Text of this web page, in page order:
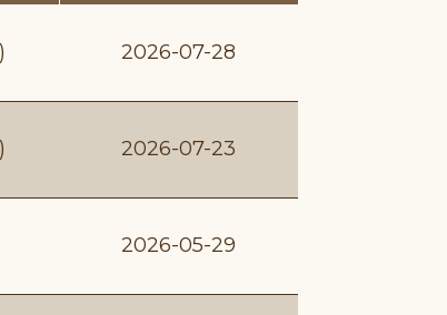
2026-07-28
2026-07-23
2026-05-29